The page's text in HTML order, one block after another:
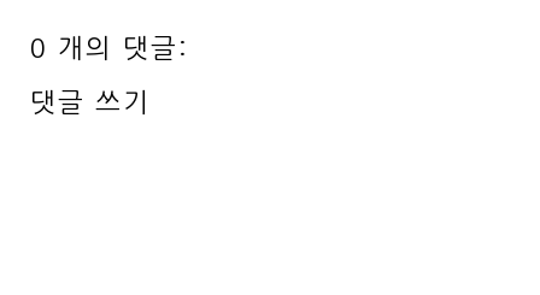
0 개의 댓글:
댓글 쓰기